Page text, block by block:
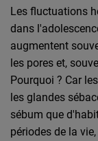
Les fluctuations
dans
augmentent
les pores et,
Pourquoi ? Car
les glandes
sébum que
périodes de la